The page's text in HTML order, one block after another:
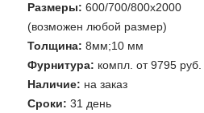
Размеры: 600/700/800х2000
(возможен любой размер)
Толщина: 8мм;10 мм
Фурнитура: компл. от 9795 руб.
Наличие: на заказ
Сроки: 31 день